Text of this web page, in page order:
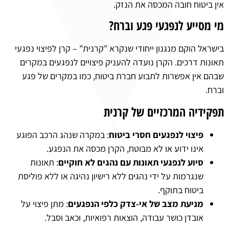
אין ביטוח חובה המכסה את הנזק.
מי מסייע לנפגעי פגע וברח?
בישראל הוקם מנגנון ייחודי שנקרא "קרנית" – קרן לפיצוי נפגעי
תאונות דרכים. הקרן נועדה להעניק פיצויים לנפגעים במקרים
שבהם אין אפשרות לתבוע חברת ביטוח, כמו במקרים של פגע
וברח.
תפקידיה המרכזיים של קרנית
פיצוי לנפגעים חסרי ביטוח: במקרה שנהג הרכב הפוגע
אינו ידוע או לא מבוטח, הקרן מכסה את הנפגע.
סיוע לנפגעי תאונות עם נהגים לא חוקיים: תאונות
שנגרמות על ידי נהגים ללא רישיון נהיגה או ללא פוליסת
ביטוח בתוקף.
מניעת מצב של אי-צדק כלפי הנפגעים: מתן פיצוי על
אובדן כושר עבודה, הוצאות רפואיות, וכאב וסבל.